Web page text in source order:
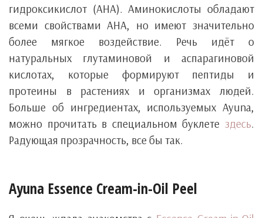
гидроксикислот (AHA). Аминокислоты обладают
всеми свойствами AHA, но имеют значительно
более мягкое воздействие. Речь идёт о
натуральных глутаминовой и аспарагиновой
кислотах, которые формируют пептиды и
протеины в растениях и организмах людей.
Больше об ингредиентах, используемых Ayuna,
можно прочитать в специальном буклете здесь.
Радующая прозрачность, все бы так.
Ayuna Essence Cream-in-Oil Peel